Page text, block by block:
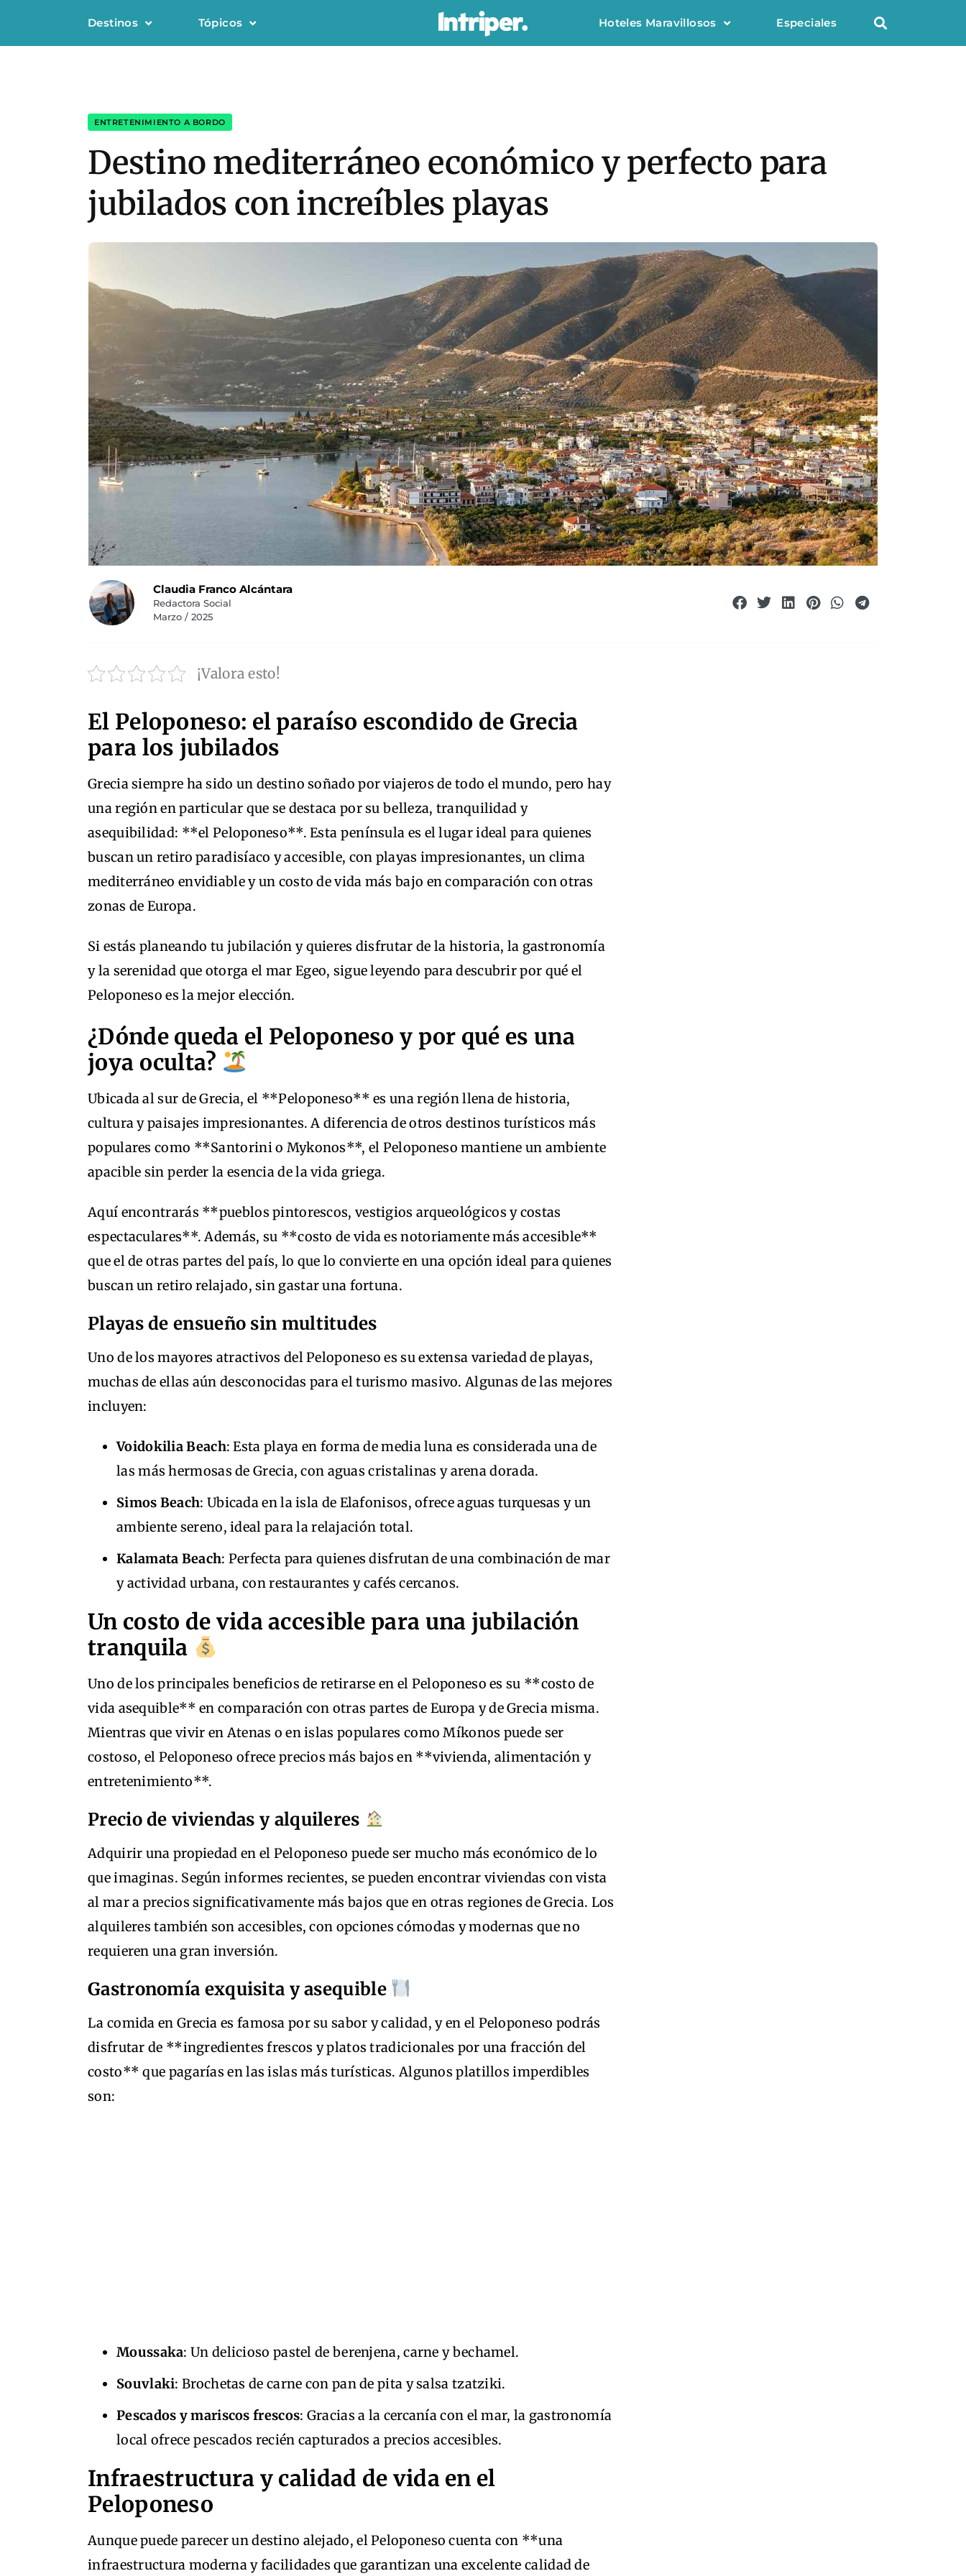
Destinos Tópicos Hoteles Maravillosos Especiales
ENTRETENIMIENTO A BORDO
Destino mediterráneo económico y perfecto para
jubilados con increíbles playas
Claudia Franco Alcántara
Redactora Social
Marzo / 2025
¡Valora esto!
El Peloponeso: el paraíso escondido de Grecia
para los jubilados
Grecia siempre ha sido un destino soñado por viajeros de todo el mundo, pero hay
una región en particular que se destaca por su belleza, tranquilidad y
asequibilidad: **el Peloponeso**. Esta península es el lugar ideal para quienes
buscan un retiro paradisíaco y accesible, con playas impresionantes, un clima
mediterráneo envidiable y un costo de vida más bajo en comparación con otras
zonas de Europa.
Si estás planeando tu jubilación y quieres disfrutar de la historia, la gastronomía
y la serenidad que otorga el mar Egeo, sigue leyendo para descubrir por qué el
Peloponeso es la mejor elección.
¿Dónde queda el Peloponeso y por qué es una
joya oculta?
Ubicada al sur de Grecia, el **Peloponeso** es una región llena de historia,
cultura y paisajes impresionantes. A diferencia de otros destinos turísticos más
populares como **Santorini o Mykonos**, el Peloponeso mantiene un ambiente
apacible sin perder la esencia de la vida griega.
Aquí encontrarás **pueblos pintorescos, vestigios arqueológicos y costas
espectaculares**. Además, su **costo de vida es notoriamente más accesible**
que el de otras partes del país, lo que lo convierte en una opción ideal para quienes
buscan un retiro relajado, sin gastar una fortuna.
Playas de ensueño sin multitudes
Uno de los mayores atractivos del Peloponeso es su extensa variedad de playas,
muchas de ellas aún desconocidas para el turismo masivo. Algunas de las mejores
incluyen:
Voidokilia Beach: Esta playa en forma de media luna es considerada una de
las más hermosas de Grecia, con aguas cristalinas y arena dorada.
Simos Beach: Ubicada en la isla de Elafonisos, ofrece aguas turquesas y un
ambiente sereno, ideal para la relajación total.
Kalamata Beach: Perfecta para quienes disfrutan de una combinación de mar
y actividad urbana, con restaurantes y cafés cercanos.
Un costo de vida accesible para una jubilación
tranquila
Uno de los principales beneficios de retirarse en el Peloponeso es su **costo de
vida asequible** en comparación con otras partes de Europa y de Grecia misma.
Mientras que vivir en Atenas o en islas populares como Míkonos puede ser
costoso, el Peloponeso ofrece precios más bajos en **vivienda, alimentación y
entretenimiento**.
Precio de viviendas y alquileres
Adquirir una propiedad en el Peloponeso puede ser mucho más económico de lo
que imaginas. Según informes recientes, se pueden encontrar viviendas con vista
al mar a precios significativamente más bajos que en otras regiones de Grecia. Los
alquileres también son accesibles, con opciones cómodas y modernas que no
requieren una gran inversión.
Gastronomía exquisita y asequible
La comida en Grecia es famosa por su sabor y calidad, y en el Peloponeso podrás
disfrutar de **ingredientes frescos y platos tradicionales por una fracción del
costo** que pagarías en las islas más turísticas. Algunos platillos imperdibles
son:
Moussaka: Un delicioso pastel de berenjena, carne y bechamel.
Souvlaki: Brochetas de carne con pan de pita y salsa tzatziki.
Pescados y mariscos frescos: Gracias a la cercanía con el mar, la gastronomía
local ofrece pescados recién capturados a precios accesibles.
Infraestructura y calidad de vida en el
Peloponeso
Aunque puede parecer un destino alejado, el Peloponeso cuenta con **una
infraestructura moderna y facilidades que garantizan una excelente calidad de